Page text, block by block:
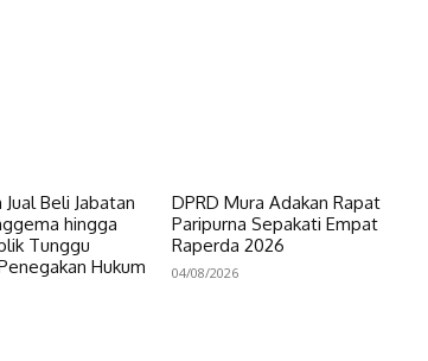
Beli Jabatan
hingga
Tunggu
Hukum
DPRD Mura Adakan Rapat
Paripurna Sepakati Empat
Raperda 2026
04/08/2026